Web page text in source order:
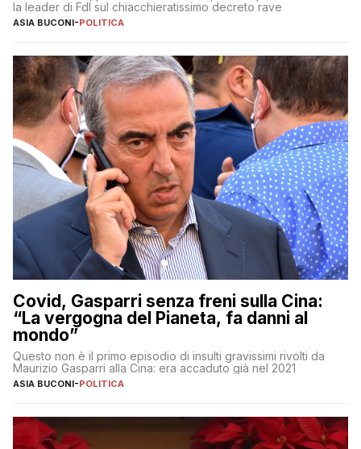
la leader di FdI sul chiacchieratissimo decreto rave
ASIA BUCONI-POLITICA
Covid, Gasparri senza freni sulla Cina:
“La vergogna del Pianeta, fa danni al
mondo”
Questo non è il primo episodio di insulti gravissimi rivolti da
Maurizio Gasparri alla Cina: era accaduto già nel 2021
ASIA BUCONI-POLITICA